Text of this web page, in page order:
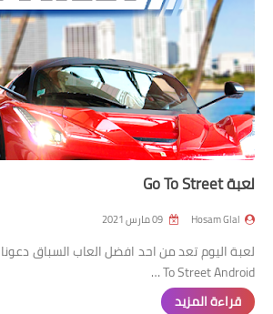
لعبة Go To Street
Hosam Glal
To Street Android …
قراءة المزيد